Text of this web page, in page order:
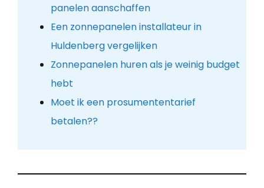
panelen aanschaffen
Een zonnepanelen installateur in
Huldenberg vergelijken
Zonnepanelen huren als je weinig budget
hebt
Moet ik een prosumententarief
betalen??